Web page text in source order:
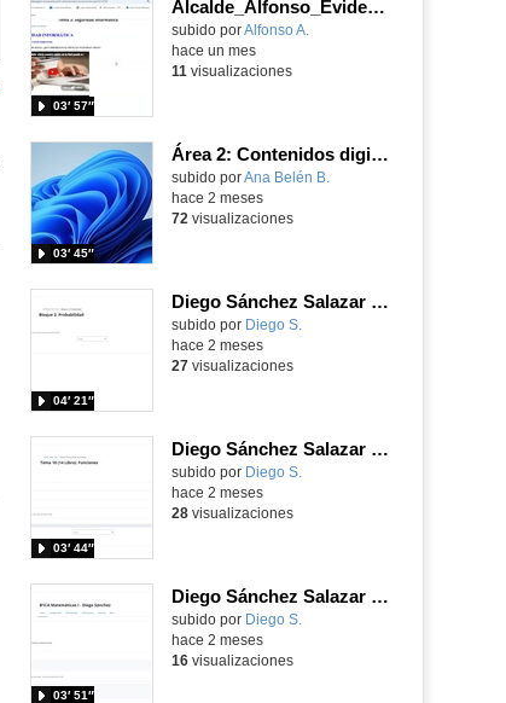
pantalla
Alcalde_Alfonso_EvidenciaArea_2
Contenido educativo.
subido porAlfonso A.
03′ 57″
hace un mes
11 visualizaciones
Área 2: Contenidos digitales
Contenido educativo.
subido porAna Belén B.
03′ 45″
hace 2 meses
72 visualizaciones
Diego Sánchez Salazar Área 6
subido por Diego S.
04′ 21″
hace 2 meses
27visualizaciones
Diego Sánchez Salazar Área 5
subido por Diego S.
03′ 44″
hace 2 meses
28visualizaciones
Diego Sánchez Salazar Área 4
subido por Diego S.
03′ 51″
hace 2 meses
16visualizaciones